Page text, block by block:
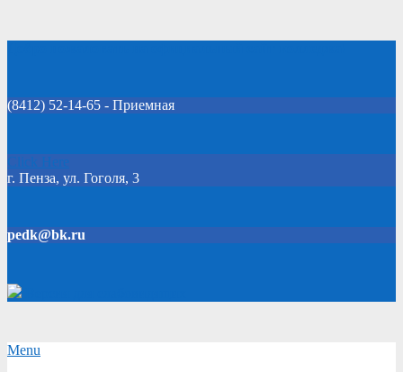
(8412) 52-14-65 - Приемная
Click Here
г. Пенза, ул. Гоголя, 3
pedk@bk.ru
Secondary
Menu